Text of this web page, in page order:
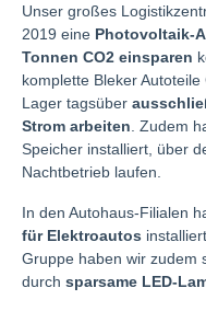
Unser großes
2019 eine Photovoltaik-
Tonnen CO2 einsparen
komplette Bleker
Lager tagsüber
Strom arbeiten . Zudem
Speicher installiert, über
Nachtbetrieb laufen.
In den Autohaus-Filialen
für Elektroautos
Gruppe haben wir zudem
durch sparsame LED-